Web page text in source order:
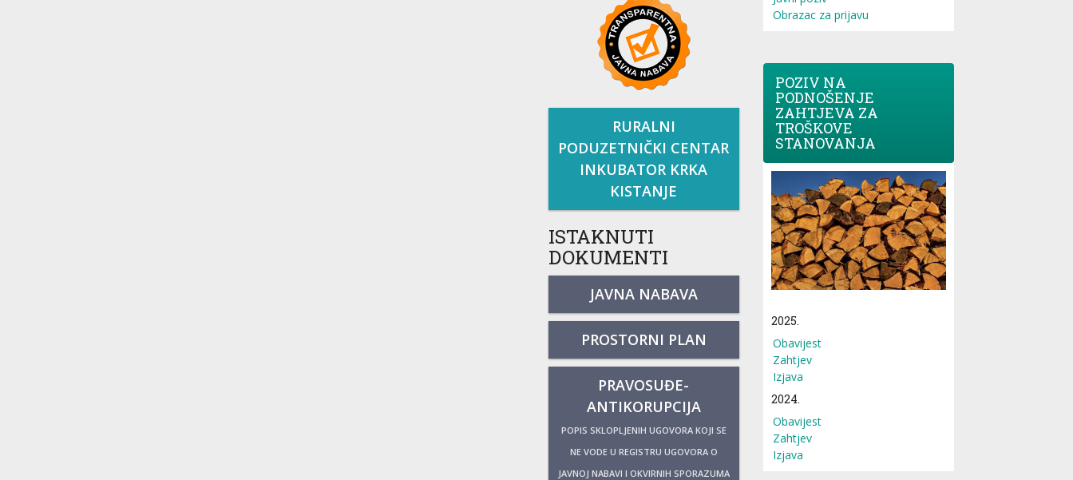
RURALNI
PODUZETNIČKI CENTAR
INKUBATOR KRKA
KISTANJE
ISTAKNUTI
DOKUMENTI
JAVNA NABAVA
PROSTORNI PLAN
PRAVOSUĐE-
ANTIKORUPCIJA
POPIS SKLOPLJENIH UGOVORA KOJI SE
NE VODE U REGISTRU UGOVORA O
JAVNOJ NABAVI I OKVIRNIH SPORAZUMA
Obrazac za prijavu
POZIV NA
PODNOŠENJE
ZAHTJEVA ZA
TROŠKOVE
STANOVANJA
2025.
Obavijest
Zahtjev
Izjava
2024.
Obavijest
Zahtjev
Izjava